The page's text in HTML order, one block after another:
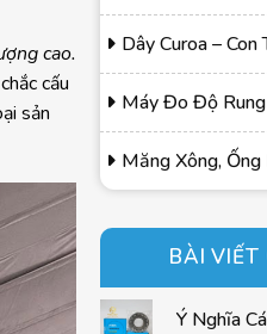
cao.
cấu
sản
Dây Curoa – Con
Máy Đo Độ Rung
Măng Xông,
BÀI
Ý Nghĩa